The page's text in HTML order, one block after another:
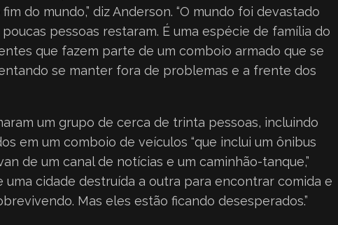
do mundo,” diz Anderson. “O mundo foi devastado
pessoas restaram. É uma espécie de família do
que fazem parte de um comboio armado que se
se manter fora de problemas e a frente dos
um grupo de cerca de trinta pessoas, incluindo
em um comboio de veículos “que inclui um ônibus
de um canal de notícias e um caminhão-tanque,”
uma cidade destruída a outra para encontrar comida e
Mas eles estão ficando desesperados.”